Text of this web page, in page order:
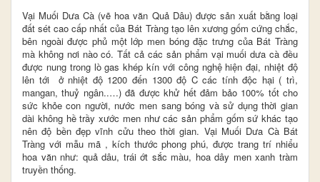
Vại Muối Dưa Cà (vẽ hoa văn Quả Dâu) được sản xuất bằng loại
đất sét cao cấp nhất của Bát Tràng tạo lên xương gốm cứng chắc,
bên ngoài được phủ một lớp men bóng đặc trưng của Bát Tràng
mà không nơi nào có. Tất cả các sản phẩm vại muối dưa cà đều
được nung trong lò gas khép kín với công nghệ hiện đại, nhiệt độ
lên tới ở nhiệt độ 1200 đến 1300 độ C các tính độc hại ( trì,
mangan, thuỷ ngân..…) đã được khử hết đảm bảo 100% tốt cho
sức khỏe con người, nước men sang bóng và sử dụng thời gian
dài không hề trầy xước men như các sản phẩm gốm sứ khác tạo
nên độ bền đẹp vĩnh cửu theo thời gian. Vại Muối Dưa Cà Bát
Tràng với mẫu mã , kích thước phong phú, được trang trí nhiểu
hoa văn như: quả dâu, trái ớt sắc màu, hoa dây men xanh tràm
truyền thống.